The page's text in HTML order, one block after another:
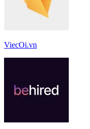
ViecOi.vn